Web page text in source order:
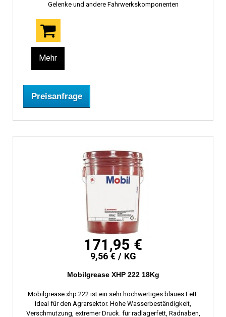
Gelenke und andere Fahrwerkskomponenten
Mehr
Preisanfrage
171,95 €
9,56 € / KG
Mobilgrease XHP 222 18Kg
Mobilgrease xhp 222 ist ein sehr hochwertiges blaues Fett.
Ideal für den Agrarsektor. Hohe Wasserbeständigkeit,
Verschmutzung, extremer Druck. für radlagerfett, Radnaben,